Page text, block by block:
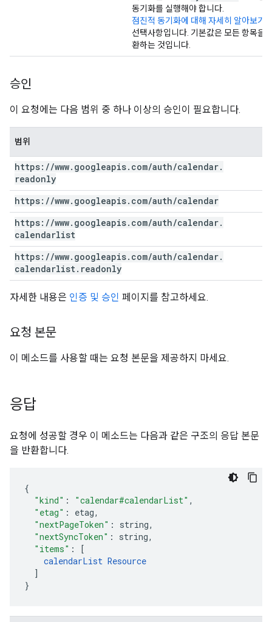
동기화를 실행해야 합니다.
점진적 동기화에 대해 자세히 알아보기
선택사항입니다. 기본값은 모든 항목을
환하는 것입니다.
승인
이 요청에는 다음 범위 중 하나 이상의 승인이 필요합니다.
범위
https: //www. googleapis. com/auth/calendar.
readonly
https: //www. googleapis. com/auth/calendar
https: //www. googleapis. com/auth/calendar.
calendarlist
https: //www. googleapis. com/auth/calendar.
calendarlist. readonly
자세한 내용은 인증 및 승인 페이지를 참고하세요.
요청 본문
이 메소드를 사용할 때는 요청 본문을 제공하지 마세요.
응답
요청에 성공할 경우 이 메소드는 다음과 같은 구조의 응답 본문
을 반환합니다.
"kind" : "calendar#calendarList" ,
"etag" : etag,
"nextPageToken" : string,
"nextSyncToken" : string,
"items" :
[
calendarList Resource
]
}